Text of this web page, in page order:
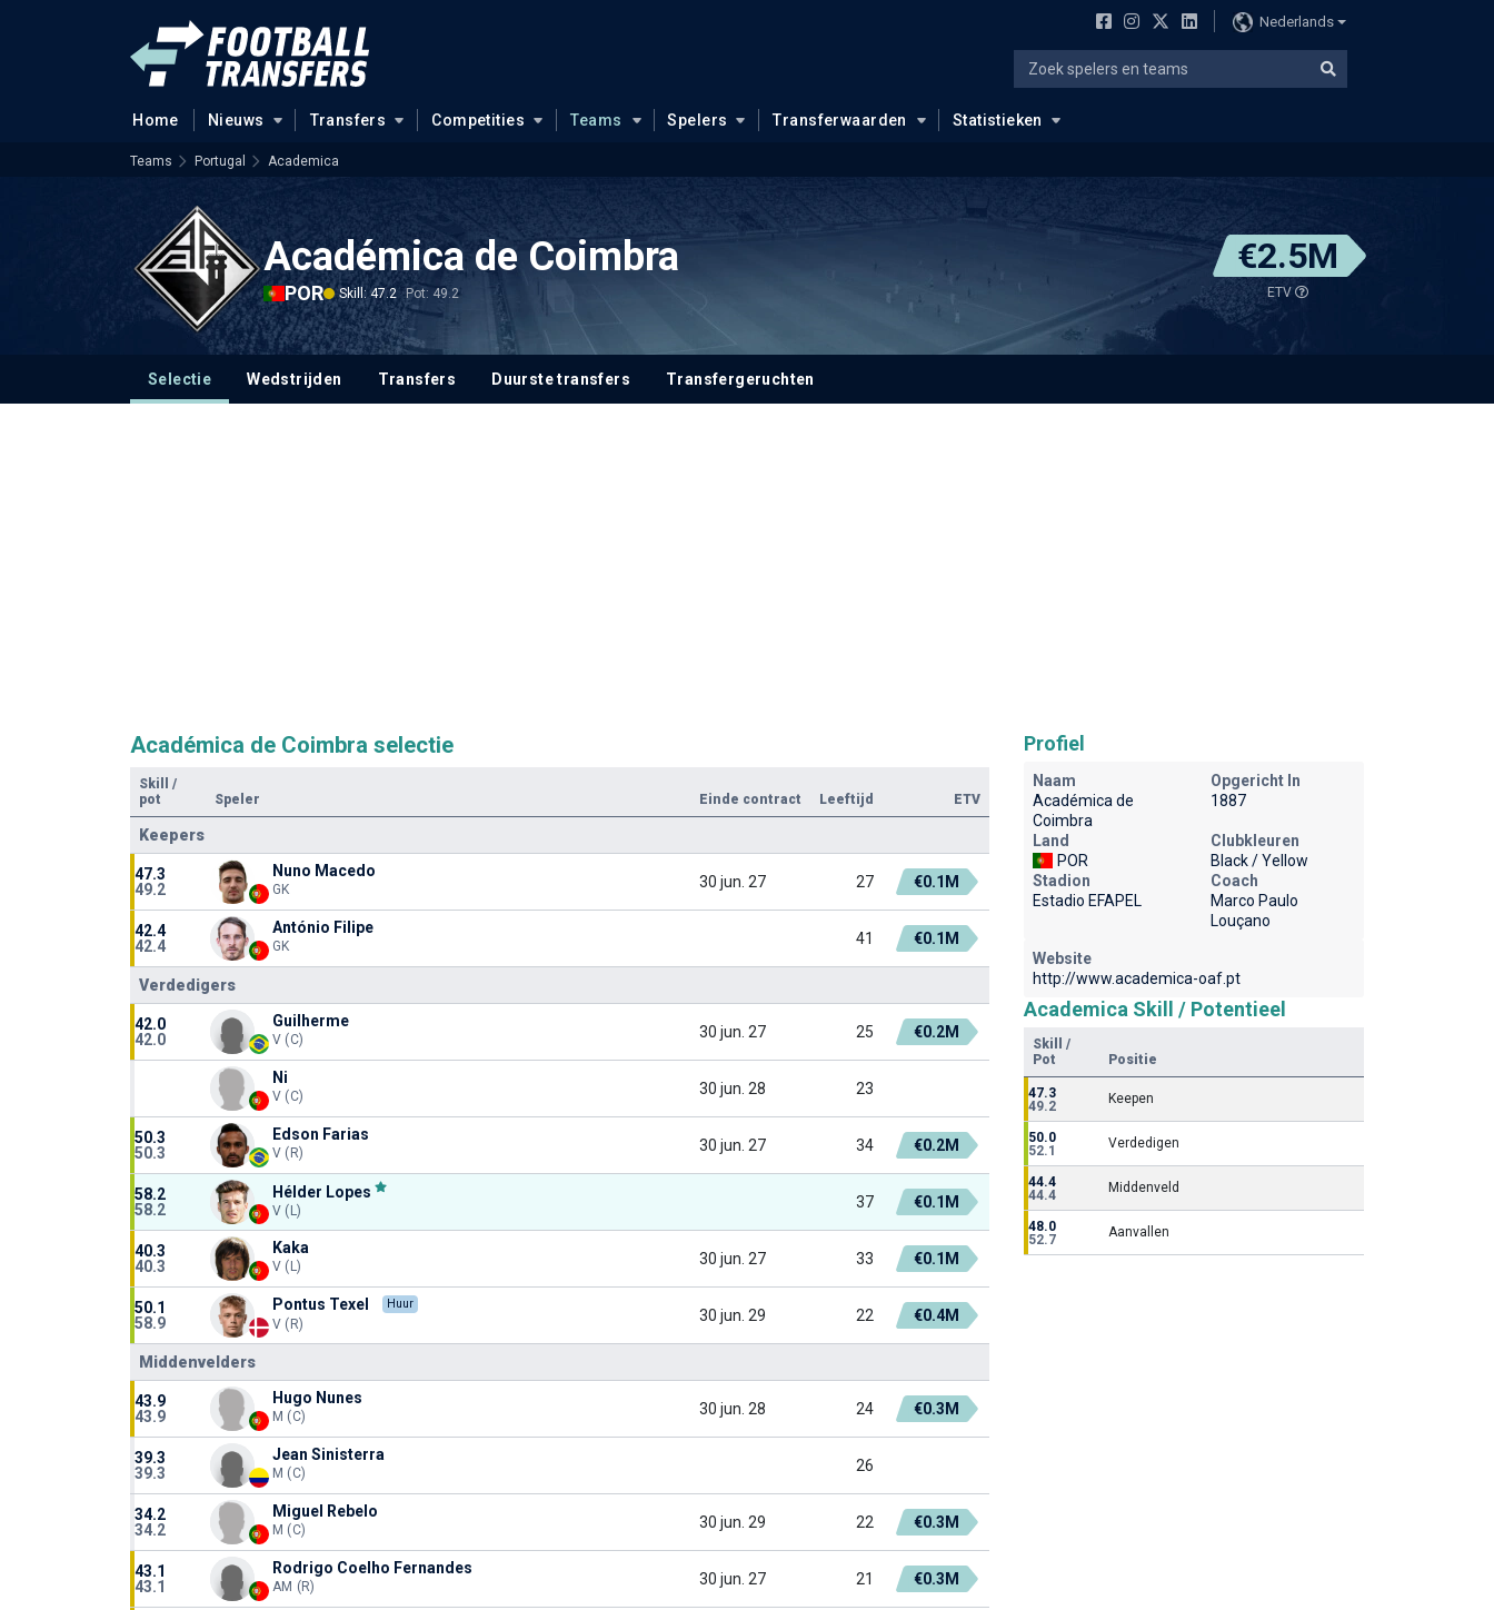
Nederlands
Home Nieuws Transfers Competities Teams Spelers Transferwaarden Statistieken
Teams Portugal Academica
Académica de Coimbra
POR Skill: 47.2 Pot: 49.2
€2.5M
ETV
Selectie Wedstrijden Transfers Duurste transfers Transfergeruchten
Académica de Coimbra selectie
Skill
/
pot
Speler Einde contract Leeftijd ETV
Keepers
47.3
49.2
Nuno Macedo
GK 30 jun. 27 27 €0.1M
42.4
42.4
António Filipe
GK 41 €0.1M
Verdedigers
42.0
42.0
Guilherme
V (C) 30 jun. 27 25 €0.2M
Ni
V (C) 30 jun. 28 23
50.3
50.3
Edson Farias
V (R) 30 jun. 27 34 €0.2M
58.2
58.2
Hélder Lopes
V (L) 37 €0.1M
40.3
40.3
Kaka
V (L) 30 jun. 27 33 €0.1M
50.1
58.9
Pontus Texel Huur
V (R) 30 jun. 29 22 €0.4M
Middenvelders
43.9
43.9
Hugo Nunes
M (C) 30 jun. 28 24 €0.3M
39.3
39.3
Jean Sinisterra
M (C) 26
34.2
34.2
Miguel Rebelo
M (C) 30 jun. 29 22 €0.3M
43.1
43.1
Rodrigo Coelho Fernandes
AM (R) 30 jun. 27 21 €0.3M
Profiel
Naam
Académica de
Coimbra
Opgericht In
1887
Land
POR
Clubkleuren
Black / Yellow
Stadion
Estadio EFAPEL
Coach
Marco Paulo
Louçano
Website
http://www.academica-oaf.pt
Academica Skill / Potentieel
Skill /
Pot
Positie
47.3
49.2
Keepen
50.0
52.1
Verdedigen
44.4
44.4
Middenveld
48.0
52.7
Aanvallen